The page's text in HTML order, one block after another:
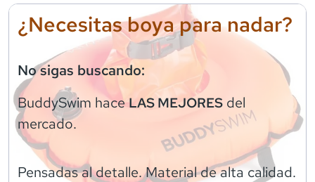
¿Necesitas boya para nadar?
No sigas buscando:
BuddySwim haceLAS MEJORES del
mercado.
Pensadas al detalle. Material de alta calidad.